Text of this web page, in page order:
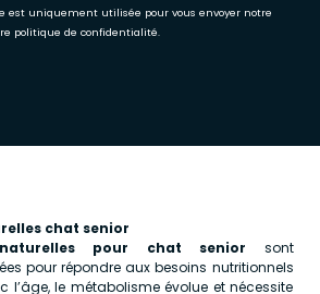
est uniquement utilisée pour vous envoyer notre
politique de confidentialité.
chat senior
pour chat senior sont
pour répondre aux besoins nutritionnels
l’âge, le métabolisme évolue et nécessite